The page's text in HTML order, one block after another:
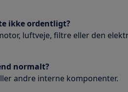
ikke ordentligt?
luftveje, filtre eller den
normalt?
andre interne komponenter.